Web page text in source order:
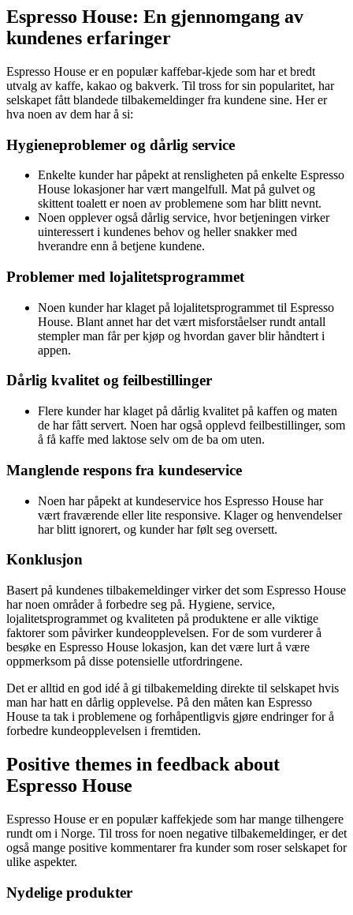
Espresso House: En gjennomgang av
kundenes erfaringer
Espresso House er en populær kaffebar-kjede som har et bredt
utvalg av kaffe, kakao og bakverk. Til tross for sin popularitet, har
selskapet fått blandede tilbakemeldinger fra kundene sine. Her er
hva noen av dem har å si:
Hygieneproblemer og dårlig service
Enkelte kunder har påpekt at rensligheten på enkelte Espresso
House lokasjoner har vært mangelfull. Mat på gulvet og
skittent toalett er noen av problemene som har blitt nevnt.
Noen opplever også dårlig service, hvor betjeningen virker
uinteressert i kundenes behov og heller snakker med
hverandre enn å betjene kundene.
Problemer med lojalitetsprogrammet
Noen kunder har klaget på lojalitetsprogrammet til Espresso
House. Blant annet har det vært misforståelser rundt antall
stempler man får per kjøp og hvordan gaver blir håndtert i
appen.
Dårlig kvalitet og feilbestillinger
Flere kunder har klaget på dårlig kvalitet på kaffen og maten
de har fått servert. Noen har også opplevd feilbestillinger, som
å få kaffe med laktose selv om de ba om uten.
Manglende respons fra kundeservice
Noen har påpekt at kundeservice hos Espresso House har
vært fraværende eller lite responsive. Klager og henvendelser
har blitt ignorert, og kunder har følt seg oversett.
Konklusjon
Basert på kundenes tilbakemeldinger virker det som Espresso House
har noen områder å forbedre seg på. Hygiene, service,
lojalitetsprogrammet og kvaliteten på produktene er alle viktige
faktorer som påvirker kundeopplevelsen. For de som vurderer å
besøke en Espresso House lokasjon, kan det være lurt å være
oppmerksom på disse potensielle utfordringene.
Det er alltid en god idé å gi tilbakemelding direkte til selskapet hvis
man har hatt en dårlig opplevelse. På den måten kan Espresso
House ta tak i problemene og forhåpentligvis gjøre endringer for å
forbedre kundeopplevelsen i fremtiden.
Positive themes in feedback about
Espresso House
Espresso House er en populær kaffekjede som har mange tilhengere
rundt om i Norge. Til tross for noen negative tilbakemeldinger, er det
også mange positive kommentarer fra kunder som roser selskapet for
ulike aspekter.
Nydelige produkter